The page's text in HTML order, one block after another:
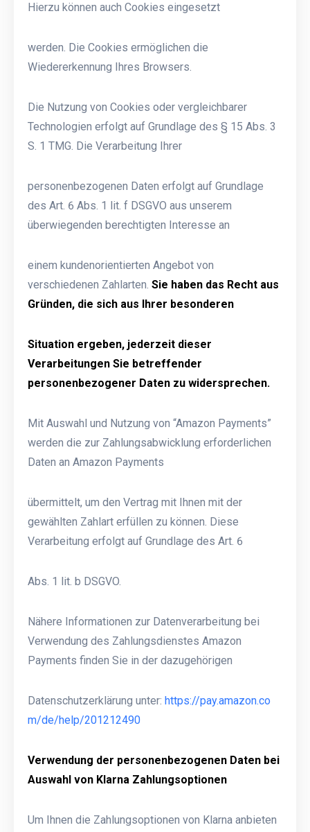
Hierzu können auch Cookies eingesetzt
werden. Die Cookies ermöglichen die
Wiedererkennung Ihres Browsers.
Die Nutzung von Cookies oder vergleichbarer
Technologien erfolgt auf Grundlage des § 15 Abs. 3
S. 1 TMG. Die Verarbeitung Ihrer
personenbezogenen Daten erfolgt auf Grundlage
des Art. 6 Abs. 1 lit. f DSGVO aus unserem
überwiegenden berechtigten Interesse an
einem kundenorientierten Angebot von
verschiedenen Zahlarten. Sie haben das Recht aus
Gründen, die sich aus Ihrer besonderen
Situation ergeben, jederzeit dieser
Verarbeitungen Sie betreffender
personenbezogener Daten zu widersprechen.
Mit Auswahl und Nutzung von “Amazon Payments”
werden die zur Zahlungsabwicklung erforderlichen
Daten an Amazon Payments
übermittelt, um den Vertrag mit Ihnen mit der
gewählten Zahlart erfüllen zu können. Diese
Verarbeitung erfolgt auf Grundlage des Art. 6
Abs. 1 lit. b DSGVO.
Nähere Informationen zur Datenverarbeitung bei
Verwendung des Zahlungsdienstes Amazon
Payments finden Sie in der dazugehörigen
Datenschutzerklärung unter: https://pay.amazon.co
m/de/help/201212490
Verwendung der personenbezogenen Daten bei
Auswahl von Klarna Zahlungsoptionen
Um Ihnen die Zahlungsoptionen von Klarna anbieten